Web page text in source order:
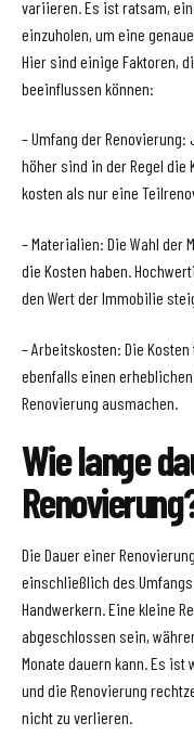
variieren. Es ist ratsam,
einzuholen, um eine
Hier sind einige Faktoren,
beeinflussen können:
– Umfang der
höher sind in der Regel die
kosten als nur eine
– Materialien: Die Wahl der
die Kosten haben.
den Wert der Immobilie
– Arbeitskosten: Die
ebenfalls einen
Renovierung ausmachen.
Wie lange
Die Dauer einer
einschließlich des
Handwerkern. Eine kleine
abgeschlossen sein,
Monate dauern kann. Es
und die Renovierung
nicht zu verlieren.